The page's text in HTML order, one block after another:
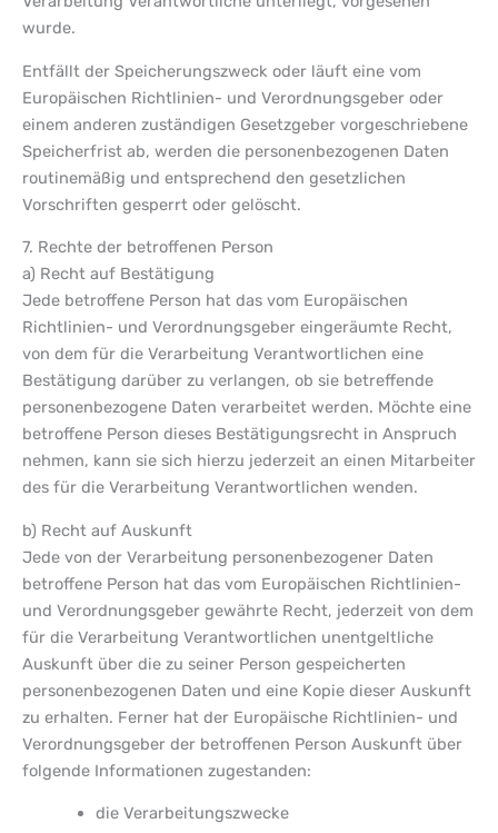
wurde.
Entfällt der Speicherungszweck oder läuft eine vom
Europäischen Richtlinien- und Verordnungsgeber oder
einem anderen zuständigen Gesetzgeber vorgeschriebene
Speicherfrist ab, werden die personenbezogenen Daten
routinemäßig und entsprechend den gesetzlichen
Vorschriften gesperrt oder gelöscht.
7. Rechte der betroffenen Person
a) Recht auf Bestätigung
Jede betroffene Person hat das vom Europäischen
Richtlinien- und Verordnungsgeber eingeräumte Recht,
von dem für die Verarbeitung Verantwortlichen eine
Bestätigung darüber zu verlangen, ob sie betreffende
personenbezogene Daten verarbeitet werden. Möchte eine
betroffene Person dieses Bestätigungsrecht in Anspruch
nehmen, kann sie sich hierzu jederzeit an einen Mitarbeiter
des für die Verarbeitung Verantwortlichen wenden.
b) Recht auf Auskunft
Jede von der Verarbeitung personenbezogener Daten
betroffene Person hat das vom Europäischen Richtlinien-
und Verordnungsgeber gewährte Recht, jederzeit von dem
für die Verarbeitung Verantwortlichen unentgeltliche
Auskunft über die zu seiner Person gespeicherten
personenbezogenen Daten und eine Kopie dieser Auskunft
zu erhalten. Ferner hat der Europäische Richtlinien- und
Verordnungsgeber der betroffenen Person Auskunft über
folgende Informationen zugestanden:
die Verarbeitungszwecke